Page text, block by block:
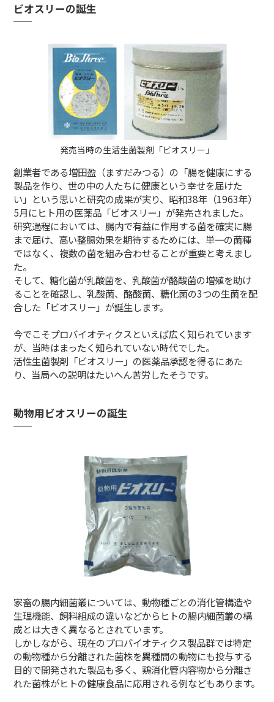
ビオスリーの誕生
発売当時の生活生菌製剤「ビオスリー」
創業者である増田盈（ますだみつる）の「腸を健康にする
製品を作り、世の中の人たちに健康という幸せを届けた
い」という思いと研究の成果が実り、昭和38年（1963年）
5月にヒト用の医薬品「ビオスリー」が発売されました。
研究過程においては、腸内で有益に作用する菌を確実に腸
まで届け、高い整腸効果を期待するためには、単一の菌種
ではなく、複数の菌を組み合わせることが重要と考えまし
た。
そして、糖化菌が乳酸菌を、乳酸菌が酪酸菌の増殖を助け
ることを確認し、乳酸菌、酪酸菌、糖化菌の3つの生菌を配
合した「ビオスリー」が誕生します。
今でこそプロバイオティクスといえば広く知られています
が、当時はまったく知られていない時代でした。
活性生菌製剤「ビオスリー」の医薬品承認を得るにあた
り、当局への説明はたいへん苦労したそうです。
動物用ビオスリーの誕生
家畜の腸内細菌叢については、動物種ごとの消化管構造や
生理機能、飼料組成の違いなどからヒトの腸内細菌叢の構
成とは大きく異なるとされています。
しかしながら、現在のプロバイオティクス製品群では特定
の動物種から分離された菌株を異種間の動物にも投与する
目的で開発された製品も多く、鶏消化管内容物から分離さ
れた菌株がヒトの健康食品に応用される例などもあります。